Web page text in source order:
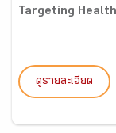
Targeting
ดูรายละเอียด